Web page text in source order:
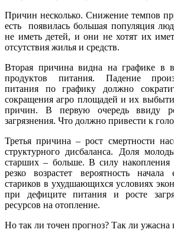
Причин несколько. Снижение темпов
есть появилась большая популяция
не иметь детей, и они не хотят их
отсутствия жилья и средств.
Вторая причина видна на графике в
продуктов питания. Падение
питания по графику должно
сокращения агро площадей и их
причин. В первую очередь ввиду
загрязнения. Что должно привести к
Третья причина – рост смертности
структурного дисбаланса. Доля
старших – больше. В силу накопления
резко возрастет вероятность начала
стариков в ухудшающихся условиях
при дефиците питания и росте
ресурсов на отопление.
Но так ли точен прогноз? Так ли ужасна